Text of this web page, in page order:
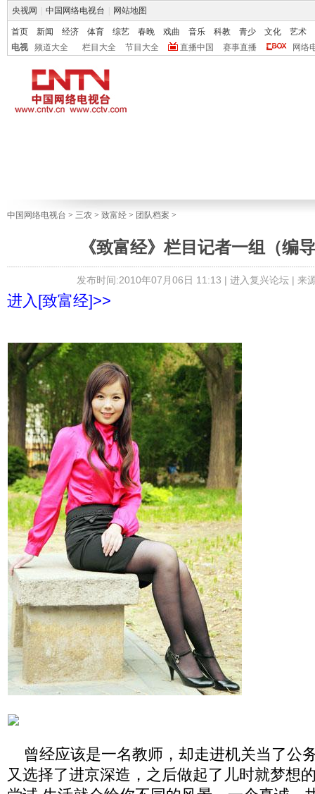
央视网 中国网络电视台 网站地图
首页 新闻 经济 体育 综艺 春晚 戏曲 音乐 科教 青少 文化
艺术
电视
频道大全 栏目大全 节目大全 直播中国 赛事直播 网络
中国网络电视台 > 三农 > 致富经 > 团队档案 >
《致富经》栏目记者一组（编
发布时间:2010年07月06日 11:13 | 进入复兴论坛| 来
进入[致富经]>>
曾经应该是一名教师，却走进机关当了公
又选择了进京深造，之后做起了儿时就梦想